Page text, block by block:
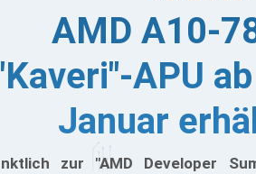
AMD A10-
APU
Januar
zur "AMD Developer